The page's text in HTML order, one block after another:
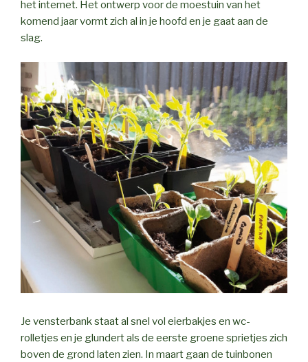
het internet. Het ontwerp voor de moestuin van het
komend jaar vormt zich al in je hoofd en je gaat aan de
slag.
Je vensterbank staat al snel vol eierbakjes en wc-
rolletjes en je glundert als de eerste groene sprietjes zich
boven de grond laten zien. In maart gaan de tuinbonen